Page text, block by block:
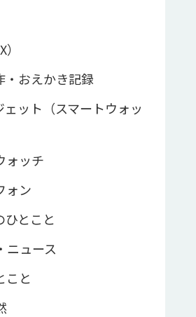
・おえかき記録
ェット（スマートウォッ
ォッチ
ォン
とこと
ニュース
こと